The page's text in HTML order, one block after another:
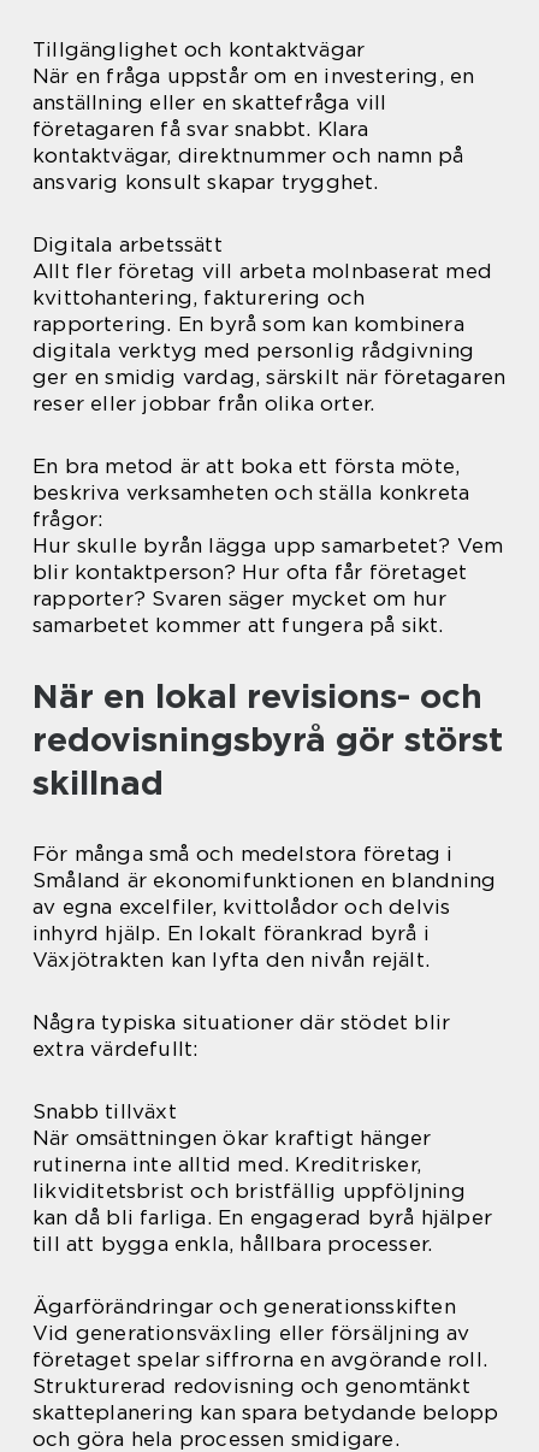
Tillgänglighet och kontaktvägar
När en fråga uppstår om en investering, en
anställning eller en skattefråga vill
företagaren få svar snabbt. Klara
kontaktvägar, direktnummer och namn på
ansvarig konsult skapar trygghet.
Digitala arbetssätt
Allt fler företag vill arbeta molnbaserat med
kvittohantering, fakturering och
rapportering. En byrå som kan kombinera
digitala verktyg med personlig rådgivning
ger en smidig vardag, särskilt när företagaren
reser eller jobbar från olika orter.
En bra metod är att boka ett första möte,
beskriva verksamheten och ställa konkreta
frågor:
Hur skulle byrån lägga upp samarbetet? Vem
blir kontaktperson? Hur ofta får företaget
rapporter? Svaren säger mycket om hur
samarbetet kommer att fungera på sikt.
När en lokal revisions- och
redovisningsbyrå gör störst
skillnad
För många små och medelstora företag i
Småland är ekonomifunktionen en blandning
av egna excelfiler, kvittolådor och delvis
inhyrd hjälp. En lokalt förankrad byrå i
Växjötrakten kan lyfta den nivån rejält.
Några typiska situationer där stödet blir
extra värdefullt:
Snabb tillväxt
När omsättningen ökar kraftigt hänger
rutinerna inte alltid med. Kreditrisker,
likviditetsbrist och bristfällig uppföljning
kan då bli farliga. En engagerad byrå hjälper
till att bygga enkla, hållbara processer.
Ägarförändringar och generationsskiften
Vid generationsväxling eller försäljning av
företaget spelar siffrorna en avgörande roll.
Strukturerad redovisning och genomtänkt
skatteplanering kan spara betydande belopp
och göra hela processen smidigare.